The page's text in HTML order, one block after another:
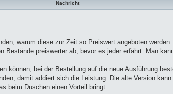
Nachricht
warum diese zur Zeit so Preiswert angeboten
Bestände preiswerter ab, bevor es jeder erfährt. Man
können, bei der Bestellung auf die neue Ausführung
damit addiert sich die Leistung. Die alte Version
beim Duschen einen Vorteil bringt.